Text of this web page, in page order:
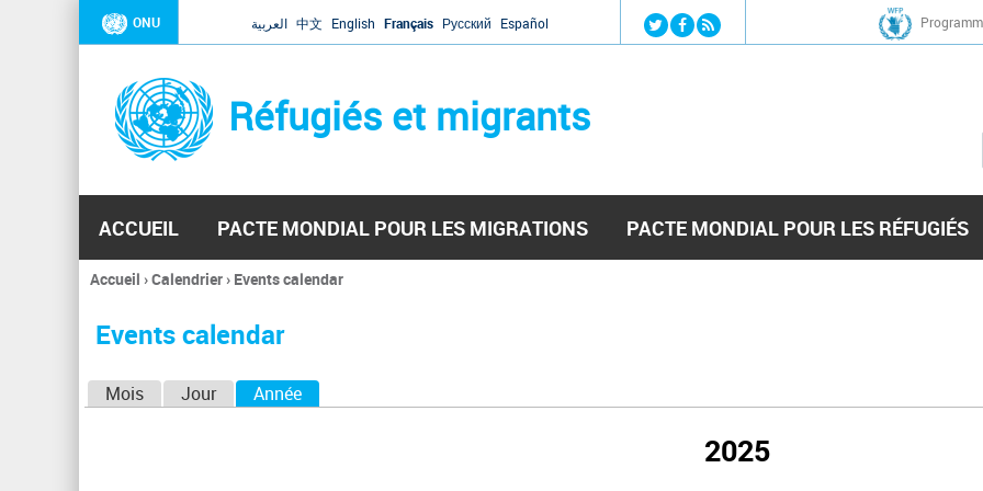
Jump to navigation
ONU العربية 中文 English Français Русский Español
Réfugiés et migrants
ACCUEIL PACTE MONDIAL POUR LES MIGRATIONS PACTE MONDIAL POUR LES RÉFUGIÉS
Vous
ici
Accueil ›Calendrier› Events calendar
Events calendar
Mois Jour Année
2025